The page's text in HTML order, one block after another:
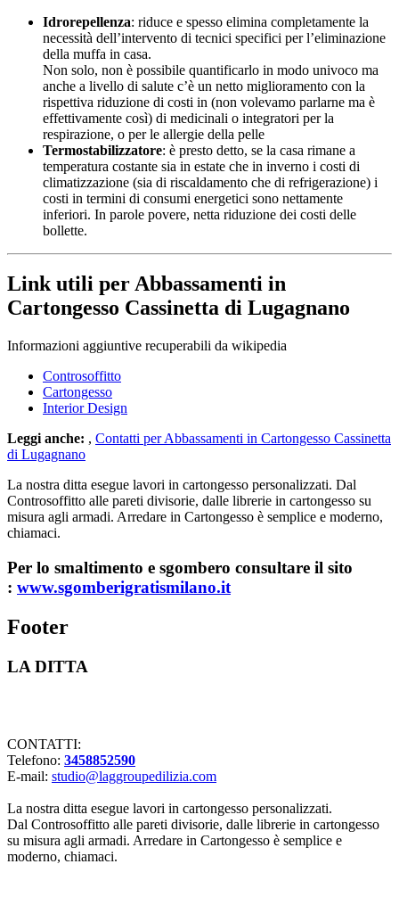
Idrorepellenza: riduce e spesso elimina completamente la
necessità dell’intervento di tecnici specifici per l’eliminazione
della muffa in casa.
Non solo, non è possibile quantificarlo in modo univoco ma
anche a livello di salute c’è un netto miglioramento con la
rispettiva riduzione di costi in (non volevamo parlarne ma è
effettivamente così) di medicinali o integratori per la
respirazione, o per le allergie della pelle
Termostabilizzatore: è presto detto, se la casa rimane a
temperatura costante sia in estate che in inverno i costi di
climatizzazione (sia di riscaldamento che di refrigerazione) i
costi in termini di consumi energetici sono nettamente
inferiori. In parole povere, netta riduzione dei costi delle
bollette.
Link utili per Abbassamenti in
Cartongesso Cassinetta di Lugagnano
Informazioni aggiuntive recuperabili da wikipedia
Controsoffitto
Cartongesso
Interior Design
Leggi anche: , Contatti per Abbassamenti in Cartongesso Cassinetta
di Lugagnano
La nostra ditta esegue lavori in cartongesso personalizzati. Dal
Controsoffitto alle pareti divisorie, dalle librerie in cartongesso su
misura agli armadi. Arredare in Cartongesso è semplice e moderno,
chiamaci.
Per lo smaltimento e sgombero consultare il sito
: www.sgomberigratismilano.it
Footer
LA DITTA
CONTATTI:
Telefono: 3458852590
E-mail: studio@laggroupedilizia.com
La nostra ditta esegue lavori in cartongesso personalizzati.
Dal Controsoffitto alle pareti divisorie, dalle librerie in cartongesso
su misura agli armadi. Arredare in Cartongesso è semplice e
moderno, chiamaci.